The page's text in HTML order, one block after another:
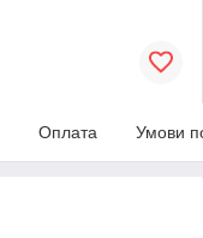
Оплата Умови